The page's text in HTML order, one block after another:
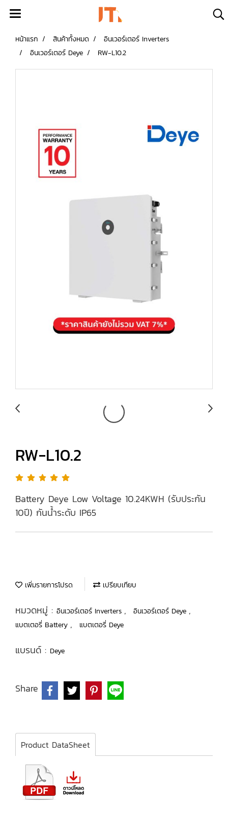
หน้าแรก สินค้าทั้งหมด
อินเวอร์เตอร์ Inverters
อินเวอร์เตอร์ Deye
RW-L10.2
RW-L10.2
Battery Deye Low Voltage 10.24KWH (รับประกัน
10ปี) กันน้ำระดับ IP65
เพิ่มรายการโปรด เปรียบเทียบ
หมวดหมู่ : อินเวอร์เตอร์ Inverters , อินเวอร์เตอร์ Deye ,
แบตเตอรี่ Battery , แบตเตอรี่ Deye
แบรนด์ : Deye
Share
Product DataSheet